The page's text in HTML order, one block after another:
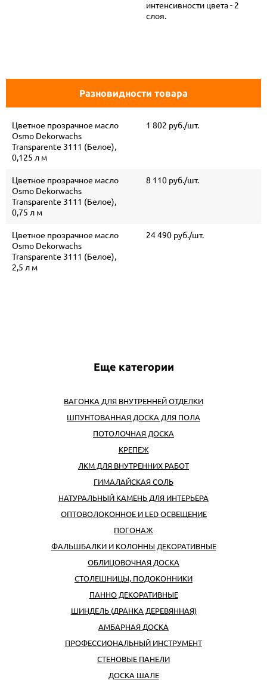
интенсивности цвета - 2
слоя.
Разновидности товара
Цветное прозрачное масло
Osmo Dekorwachs
Transparente 3111 (Белое),
0,125 л м
1 802 руб./шт.
Цветное прозрачное масло
Osmo Dekorwachs
Transparente 3111 (Белое),
0,75 л м
8 110 руб./шт.
Цветное прозрачное масло
Osmo Dekorwachs
Transparente 3111 (Белое),
2,5 л м
24 490 руб./шт.
Еще категории
ВАГОНКА ДЛЯ ВНУТРЕННЕЙ ОТДЕЛКИ
ШПУНТОВАННАЯ ДОСКА ДЛЯ ПОЛА
ПОТОЛОЧНАЯ ДОСКА
КРЕПЕЖ
ЛКМ ДЛЯ ВНУТРЕННИХ РАБОТ
ГИМАЛАЙСКАЯ СОЛЬ
НАТУРАЛЬНЫЙ КАМЕНЬ ДЛЯ ИНТЕРЬЕРА
ОПТОВОЛОКОННОЕ И LED ОСВЕЩЕНИЕ
ПОГОНАЖ
ФАЛЬШБАЛКИ И КОЛОННЫ ДЕКОРАТИВНЫЕ
ОБЛИЦОВОЧНАЯ ДОСКА
СТОЛЕШНИЦЫ, ПОДОКОННИКИ
ПАННО ДЕКОРАТИВНЫЕ
ШИНДЕЛЬ (ДРАНКА ДЕРЕВЯННАЯ)
АМБАРНАЯ ДОСКА
ПРОФЕССИОНАЛЬНЫЙ ИНСТРУМЕНТ
CТЕНОВЫЕ ПАНЕЛИ
ДОСКА ШАЛЕ